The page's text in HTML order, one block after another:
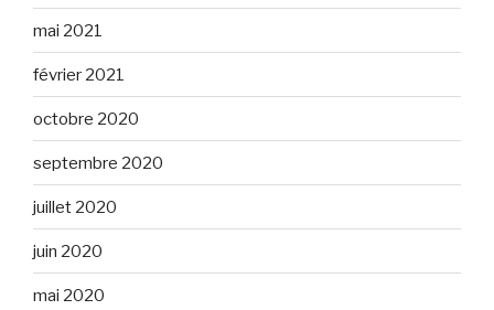
mai 2021
février 2021
octobre 2020
septembre 2020
juillet 2020
juin 2020
mai 2020